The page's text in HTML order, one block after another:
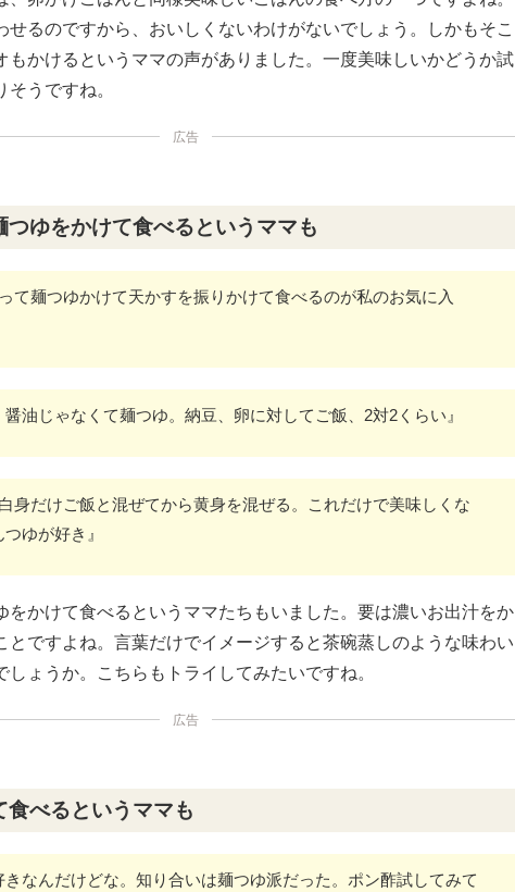
せるのですから、おいしくないわけがないでしょう。しかもそこ
もかけるというママの声がありました。一度美味しいかどうか試
そうですね。
広告
つゆをかけて食べるというママも
て麺つゆかけて天かすを振りかけて食べるのが私のお気に入
醤油じゃなくて麺つゆ。納豆、卵に対してご飯、2対2くらい』
身だけご飯と混ぜてから黄身を混ぜる。これだけで美味しくな
ゆが好き』
をかけて食べるというママたちもいました。要は濃いお出汁をか
とですよね。言葉だけでイメージすると茶碗蒸しのような味わい
しょうか。こちらもトライしてみたいですね。
広告
食べるというママも
きなんだけどな。知り合いは麺つゆ派だった。ポン酢試してみて